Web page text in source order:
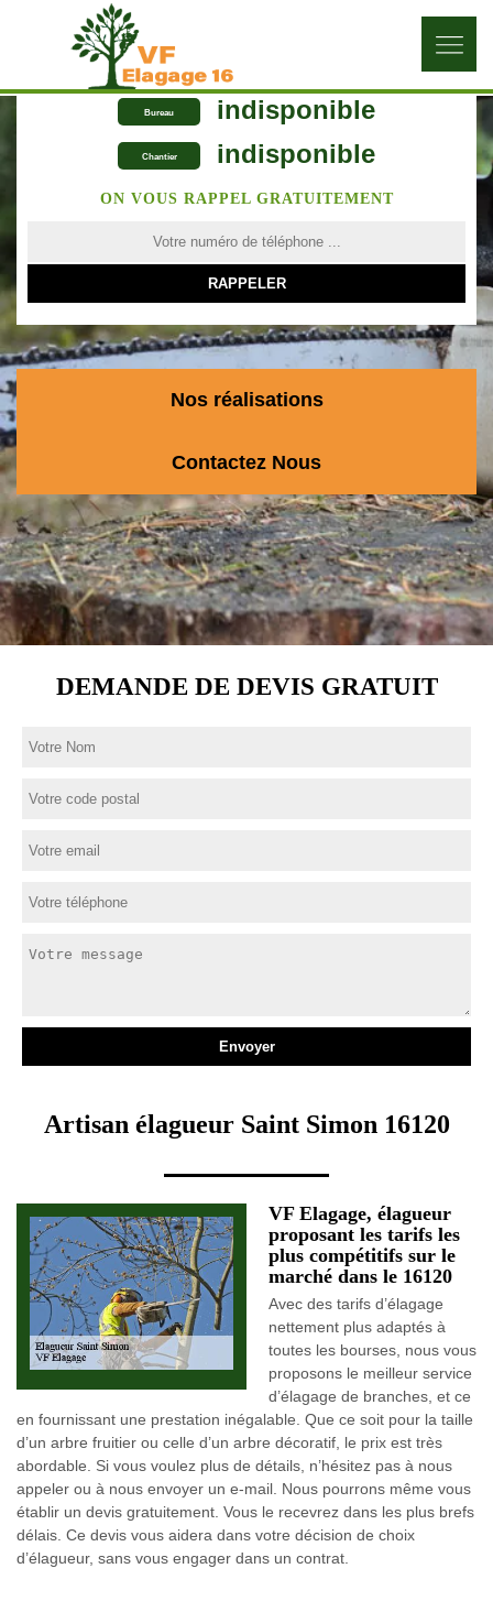
Bureau indisponible
Chantier indisponible
ON VOUS RAPPEL GRATUITEMENT
Nos réalisations
Contactez Nous
DEMANDE DE DEVIS GRATUIT
Artisan élagueur Saint Simon 16120
VF Elagage, élagueur
proposant les tarifs les
plus compétitifs sur le
marché dans le 16120
Avec des tarifs d’élagage
nettement plus adaptés à
toutes les bourses, nous vous
proposons le meilleur service
d’élagage de branches, et ce
en fournissant une prestation inégalable. Que ce soit pour la taille
d’un arbre fruitier ou celle d’un arbre décoratif, le prix est très
abordable. Si vous voulez plus de détails, n’hésitez pas à nous
appeler ou à nous envoyer un e-mail. Nous pourrons même vous
établir un devis gratuitement. Vous le recevrez dans les plus brefs
délais. Ce devis vous aidera dans votre décision de choix
d’élagueur, sans vous engager dans un contrat.